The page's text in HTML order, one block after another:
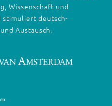
Wissenschaft und
stimuliert deutsch-
Austausch.